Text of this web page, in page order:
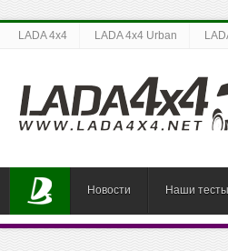
LADA 4x4 LADA 4x4 Urban
Новости Наши тесты